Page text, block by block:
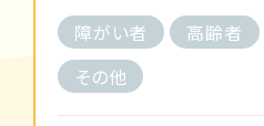
障がい者 高齢者
その他